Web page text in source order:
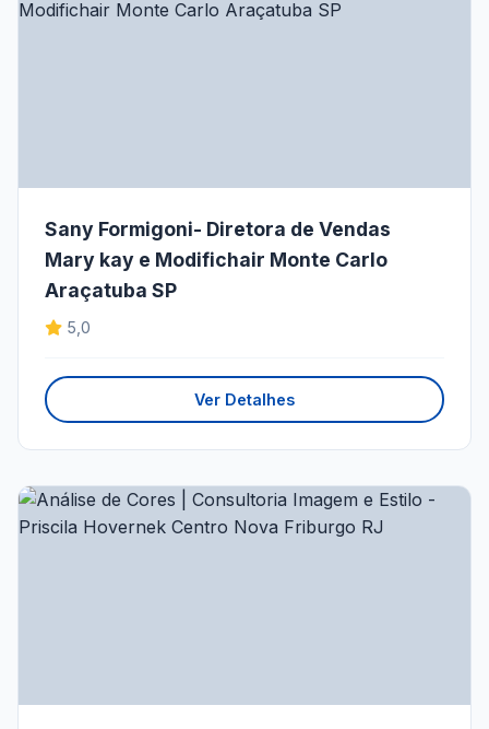
Sany Formigoni- Diretora de Vendas
Mary kay e Modifichair Monte Carlo
Araçatuba SP
5,0
Ver Detalhes